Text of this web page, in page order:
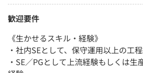
歓迎要件
《生かせるスキル・経験》
・社内SEとして、保守運用以上の工
・SE／PGとして上流経験もしくは生